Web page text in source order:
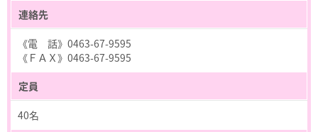
連絡先
《電 話》0463-67-9595
《ＦＡＸ》0463-67-9595
定員
40名